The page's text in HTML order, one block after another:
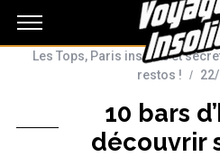
Les Tops, Paris insolite et
restos !
10 bars
découvrir